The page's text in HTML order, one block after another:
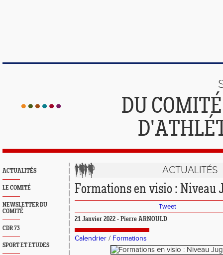
DU
ACTUALITÉS
LE COMITÉ
NEWSLETTER DU
COMITÉ
CDR 73
SPORT ET ETUDES
ACTUALITÉS
Formations en visio : Niveau
Tweet
21 Janvier 2022 - Pierre ARNOULD
Calendrier / Formations